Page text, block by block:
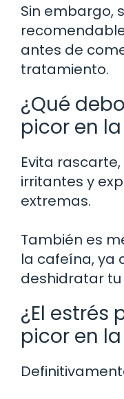
Sin embargo,
antes de
tratamiento.
¿Qué
picor en
Evita
irritantes y
extremas.
También es
la cafeína, ya
deshidratar tu
¿El estrés
picor en